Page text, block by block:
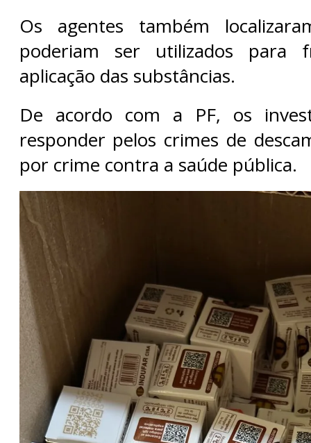
Os agentes também
poderiam ser utilizados para
aplicação das substâncias.
De acordo com a PF, os
responder pelos crimes de
por crime contra a saúde pública.